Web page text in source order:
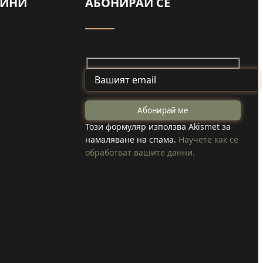
Майка и дъщеря
от Туден
създадоха
козметика с
Този формуляр използва Akismet за
намаляване на спама. Научете как се
обработват вашите данни.